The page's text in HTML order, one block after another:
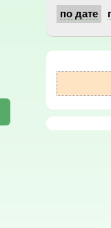
по дате